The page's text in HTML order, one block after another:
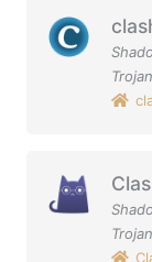
Trojan
Trojan